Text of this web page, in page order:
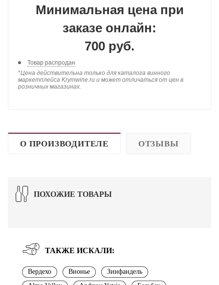
Минимальная цена при
заказе онлайн:
700 руб.
Товар распродан
*Цена действительна только для каталога винного
маркетплейса Krymwine.ru и может отличаться от цен в
розничных магазинах.
О ПРОИЗВОДИТЕЛЕ ОТЗЫВЫ
ПОХОЖИЕ ТОВАРЫ
ТАКЖЕ ИСКАЛИ:
Вердехо Вионье
Зинфандель